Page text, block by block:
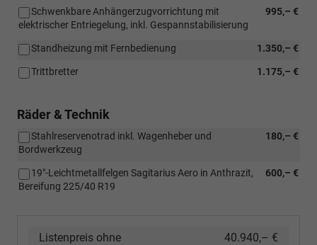
995,– €
Schwenkbare Anhängerzugvorrichtung mit
elektrischer Entriegelung, inkl. Gespannstabilisierung
1.350,– €
Standheizung mit Fernbedienung
1.175,– €
Trittbretter
Räder & Technik
180,– €
Stahlreservenotrad inkl. Wagenheber und
Bordwerkzeug
600,– €
19"-Leichtmetallfelgen Sagitarius Aero in Anthrazit,
Bereifung 225/40 R19
Listenpreis ohne
40.940,– €